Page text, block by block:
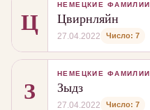
Ц НЕМЕЦКИЕ ФАМИЛИИ
Цвирнляйн
27.04.2022 Число: 7
З НЕМЕЦКИЕ ФАМИЛИИ
Зыдз
27.04.2022 Число: 7